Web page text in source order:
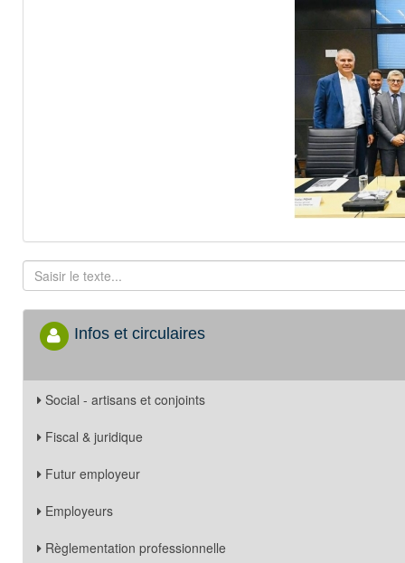
Infos et circulaires
Social - artisans et conjoints
Fiscal & juridique
Futur employeur
Employeurs
Règlementation professionnelle